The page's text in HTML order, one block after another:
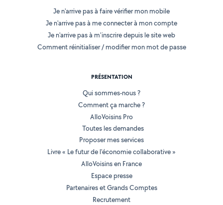
Je n'arrive pas à faire vérifier mon mobile
Je n'arrive pas à me connecter à mon compte
Je n'arrive pas à m'inscrire depuis le site web
Comment réinitialiser / modifier mon mot de passe
PRÉSENTATION
Qui sommes-nous ?
Comment ça marche ?
AlloVoisins Pro
Toutes les demandes
Proposer mes services
Livre « Le futur de l'économie collaborative »
AlloVoisins en France
Espace presse
Partenaires et Grands Comptes
Recrutement